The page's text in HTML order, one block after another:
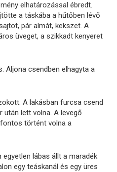
elhatározással ébredt.
a táskába a hűtőben lévő
pár almát, kekszet. A
üveget, a szikkadt kenyeret
Aljona csendben elhagyta a
A lakásban furcsa csend
után lett volna. A levegő
történt volna a
lábas állt a maradék
egy teáskanál és egy üres